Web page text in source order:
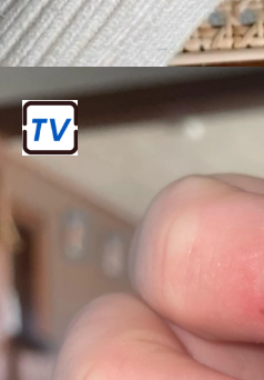
प्राकृतिक नाखूनों
नेल एक्सटेंशन लगाने और
प्राकृतिक नाखूनों को
पतले और कमजोर हो